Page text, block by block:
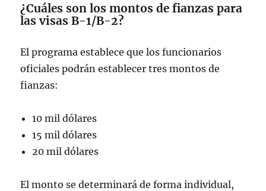
¿Cuáles son los montos de fianzas para
las visas B-1/B-2?
El programa establece que los funcionarios
oficiales podrán establecer tres montos de
fianzas:
10 mil dólares
15 mil dólares
20 mil dólares
El monto se determinará de forma individual,